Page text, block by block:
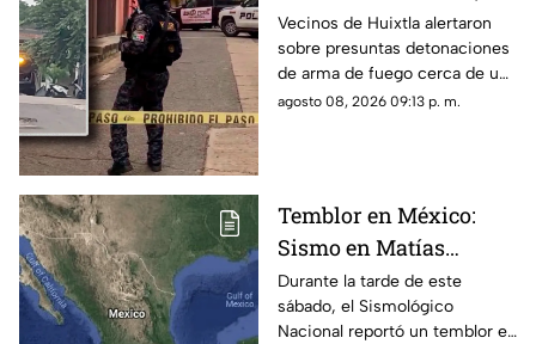
Chiapas: Vecinos
alertan por
detonaciones de fuego
Vecinos de Huixtla alertaron
sobre presuntas detonaciones
de arma de fuego cerca de una
bodega de café. Circulan
agosto 08, 2026 09:13 p. m.
Temblor en México:
Sismo en Matías
Romero, Oaxaca, hoy 8
de agosto de 2026
Durante la tarde de este
sábado, el Sismológico
Nacional reportó un temblor en